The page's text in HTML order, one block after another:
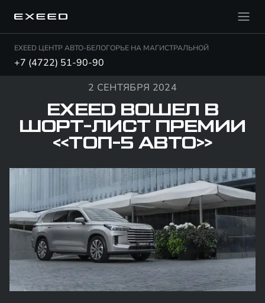
EXEED ЦЕНТР АВТО-БЕЛОГОРЬЕ НА МАГИСТРАЛЬНОЙ
+7 (4722) 51-90-90
2 СЕНТЯБРЯ 2024
EXEED ВОШЕЛ В
ШОРТ-ЛИСТ ПРЕМИИ
«ТОП-5 АВТО»